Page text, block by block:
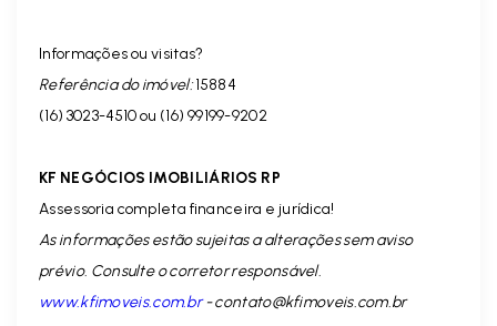
Informações ou visitas?
Referência do imóvel:15884
(16) 3023-4510 ou (16) 99199-9202
KF NEGÓCIOS IMOBILIÁRIOS RP
Assessoria completa financeira e jurídica!
As informações estão sujeitas a alterações sem aviso
prévio. Consulte o corretor responsável.
www.kfimoveis.com.br-contato@kfimoveis.com.br